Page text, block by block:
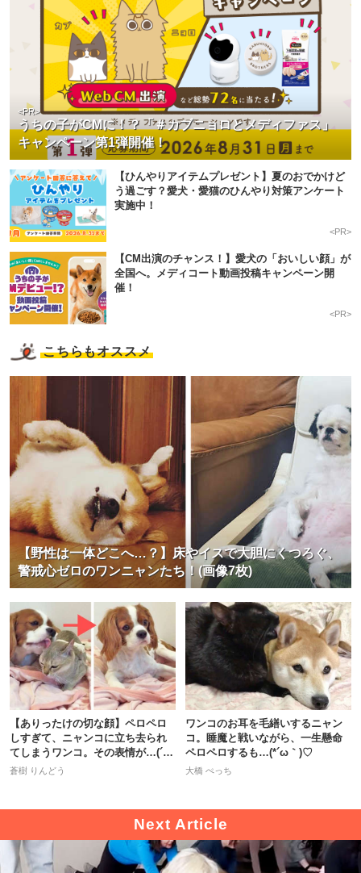
うちの子がCMに！？「＃カブニョロとメディファス」
キャンペーン第1弾開催！
<PR>
【ひんやりアイテムプレゼント】夏のおでかけど
う過ごす？愛犬・愛猫のひんやり対策アンケート
実施中！
<PR>
【CM出演のチャンス！】愛犬の「おいしい顔」が
全国へ。メディコート動画投稿キャンペーン開
催！
<PR>
こちらもオススメ
【野性は一体どこへ…？】床やイスで大胆にくつろぐ、
警戒心ゼロのワンニャンたち！(画像7枚)
【ありったけの切な顔】ペロペロ
しすぎて、ニャンコに立ち去られ
てしまうワンコ。その表情が…(´・
ω・)
蒼樹 りんどう
ワンコのお耳を毛繕いするニャン
コ。睡魔と戦いながら、一生懸命
ペロペロするも…(*´ω｀)♡
大橋 ぺっち